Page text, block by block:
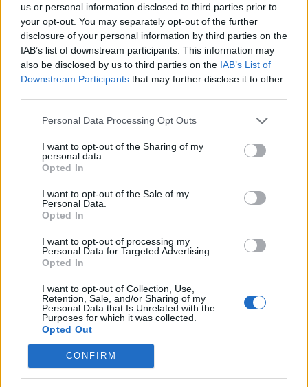
us or personal information disclosed to third parties prior to
your opt-out. You may separately opt-out of the further
disclosure of your personal information by third parties on the
IAB’s list of downstream participants. This information may
also be disclosed by us to third parties on the IAB’s List of
Downstream Participants that may further disclose it to other
Personal Data Processing Opt Outs
I want to opt-out of the Sharing of my
personal data.
Opted In
I want to opt-out of the Sale of my
Personal Data.
Opted In
I want to opt-out of processing my
Personal Data for Targeted Advertising.
Opted In
I want to opt-out of Collection, Use,
Retention, Sale, and/or Sharing of my
Personal Data that Is Unrelated with the
Purposes for which it was collected.
Opted Out
CONFIRM
jachtų prieplauka (4)
„Kuršių marių regatoje“
įtampa – aukščiausiame
taške: lyderius skiria vos
„Kuršių marių regatos“
lenktynių distancijoje –
artima kova ir įtemptos
Jūra
Ateities projektai
realybe